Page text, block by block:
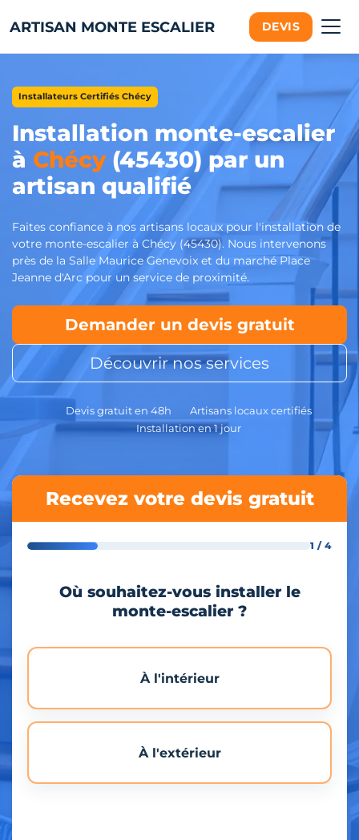
ARTISAN MONTE ESCALIER DEVIS
Installateurs Certifiés Chécy
Installation monte-escalier
à Chécy(45430) par un
artisan qualifié
Faites confiance à nos artisans locaux pour l'installation de
votre monte-escalier à Chécy (45430). Nous intervenons
près de la Salle Maurice Genevoix et du marché Place
Jeanne d'Arc pour un service de proximité.
Demander un devis gratuit
Découvrir nos services
Devis gratuit en 48h
Artisans locaux certifiés
Installation en 1 jour
Recevez votre devis gratuit
1 / 4
Où souhaitez-vous installer le
monte-escalier ?
À l'intérieur
À l'extérieur